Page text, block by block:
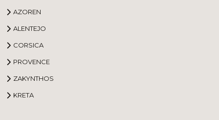
AZOREN
ALENTEJO
CORSICA
PROVENCE
ZAKYNTHOS
KRETA